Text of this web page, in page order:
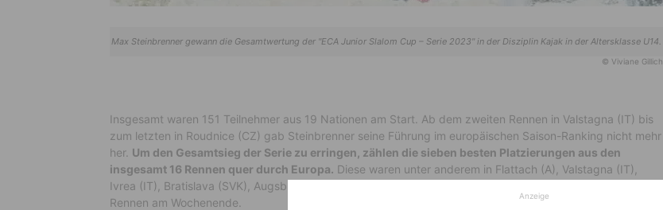
Max Steinbrenner gewann die Gesamtwertung der "ECA Junior Slalom Cup – Serie 2023" in der Disziplin Kajak in der Altersklasse U14.
© Viviane Gillich
Insgesamt waren 151 Teilnehmer aus 19 Nationen am Start. Ab dem zweiten Rennen in Valstagna (IT) bis
zum letzten in Roudnice (CZ) gab Steinbrenner seine Führung im europäischen Saison-Ranking nicht mehr
her. Um den Gesamtsieg der Serie zu erringen, zählen die sieben besten Platzierungen aus den
insgesamt 16 Rennen quer durch Europa. Diese waren unter anderem in Flattach (A), Valstagna (IT),
Ivrea (IT), Bratislava (SVK), Augsburg (D), Krakow (PL), Solkan (SLO) und Roudnice (CZ) mit jeweils zwei
Rennen am Wochenende.
Anzeige